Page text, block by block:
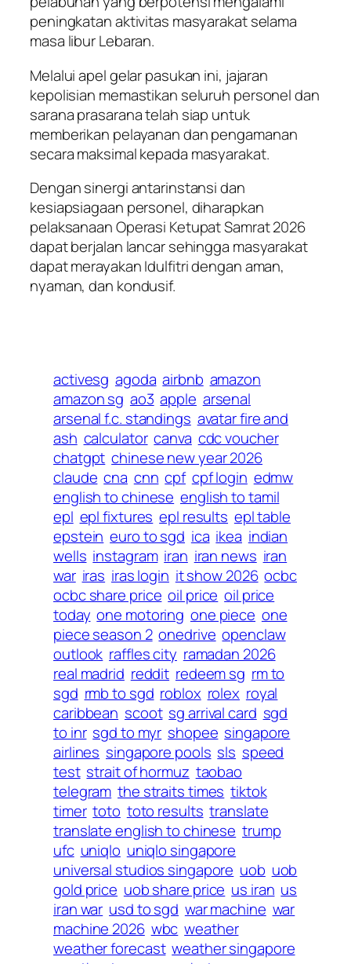
peningkatan aktivitas masyarakat selama
masa libur Lebaran.
Melalui apel gelar pasukan ini, jajaran
kepolisian memastikan seluruh personel dan
sarana prasarana telah siap untuk
memberikan pelayanan dan pengamanan
secara maksimal kepada masyarakat.
Dengan sinergi antarinstansi dan
kesiapsiagaan personel, diharapkan
pelaksanaan Operasi Ketupat Samrat 2026
dapat berjalan lancar sehingga masyarakat
dapat merayakan Idulfitri dengan aman,
nyaman, dan kondusif.
activesg agoda airbnb amazon
amazon sg ao3 apple arsenal
arsenal f.c. standings avatar fire and
ash calculator canva cdc voucher
chatgpt chinese new year 2026
claude cna cnn cpf cpf login edmw
english to chinese english to tamil
epl epl fixtures epl results epl table
epstein euro to sgd ica ikea indian
wells instagram iran iran news iran
war iras iras login it show 2026 ocbc
ocbc share price oil price oil price
today one motoring one piece one
piece season 2 onedrive openclaw
outlook raffles city ramadan 2026
real madrid reddit redeem sg rm to
sgd rmb to sgd roblox rolex royal
caribbean scoot sg arrival card sgd
to inr sgd to myr shopee singapore
airlines singapore pools sls speed
test strait of hormuz taobao
telegram the straits times tiktok
timer toto toto results translate
translate english to chinese trump
ufc uniqlo uniqlo singapore
universal studios singapore uob uob
gold price uob share price us iran us
iran war usd to sgd war machine war
machine 2026 wbc weather
weather forecast weather singapore